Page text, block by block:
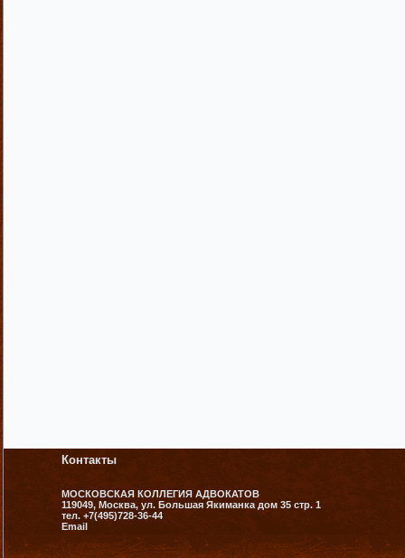
Контакты
МОСКОВСКАЯ КОЛЛЕГИЯ АДВОКАТОВ
119049, Москва, ул. Большая Якиманка дом 35 стр. 1
тел. +7(495)728-36-44
Email